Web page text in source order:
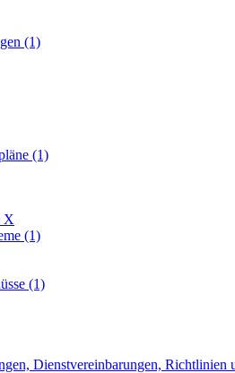
(1)
(1)
X
(1)
(1)
Dienstvereinbarungen, Richtlinien